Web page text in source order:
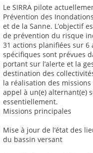
Le SIRRA pilote
Prévention des
et de la Sanne. L’objectif
de prévention du risque
31 actions planifiées sur 6
spécifiques sont prévues
portant sur l’alerte et la
destination des
la réalisation des missions
appel à un(e) alternant(e)
essentiellement.
Missions principales
Mise à jour de l’état des
du bassin versant